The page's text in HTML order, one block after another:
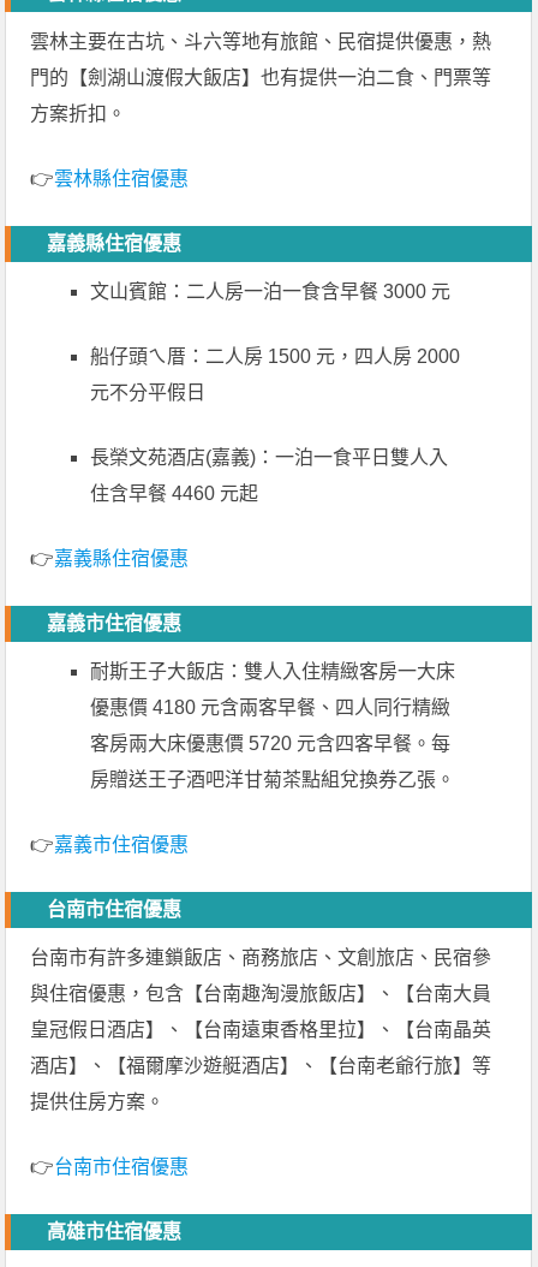
雲林主要在古坑、斗六等地有旅館、民宿提供優惠，熱
門的【劍湖山渡假大飯店】也有提供一泊二食、門票等
方案折扣。
👉雲林縣住宿優惠
嘉義縣住宿優惠
文山賓館：二人房一泊一食含早餐 3000 元
船仔頭ㄟ厝：二人房 1500 元，四人房 2000
元不分平假日
長榮文苑酒店(嘉義)：一泊一食平日雙人入
住含早餐 4460 元起
👉嘉義縣住宿優惠
嘉義市住宿優惠
耐斯王子大飯店：雙人入住精緻客房一大床
優惠價 4180 元含兩客早餐、四人同行精緻
客房兩大床優惠價 5720 元含四客早餐。每
房贈送王子酒吧洋甘菊茶點組兌換券乙張。
👉嘉義市住宿優惠
台南市住宿優惠
台南市有許多連鎖飯店、商務旅店、文創旅店、民宿參
與住宿優惠，包含【台南趣淘漫旅飯店】、【台南大員
皇冠假日酒店】、【台南遠東香格里拉】、【台南晶英
酒店】、【福爾摩沙遊艇酒店】、【台南老爺行旅】等
提供住房方案。
👉台南市住宿優惠
高雄市住宿優惠